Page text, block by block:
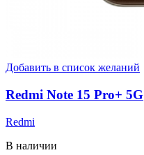
Добавить в список желаний
Redmi Note 15 Pro+ 5G
Redmi
В наличии